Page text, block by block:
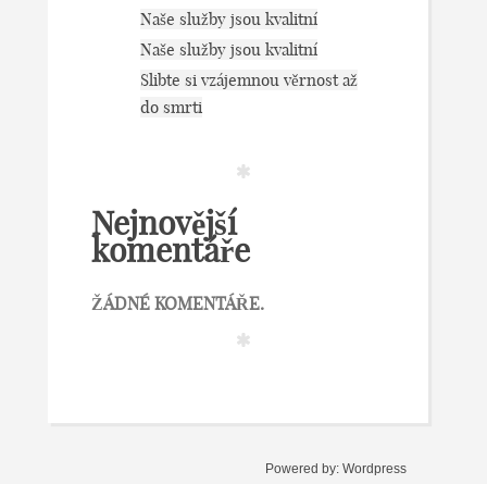
Naše služby jsou kvalitní
Naše služby jsou kvalitní
Slibte si vzájemnou věrnost až
do smrti
Nejnovější
komentáře
ŽÁDNÉ KOMENTÁŘE.
Powered by: Wordpress